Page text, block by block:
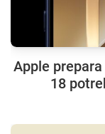
Apple
18